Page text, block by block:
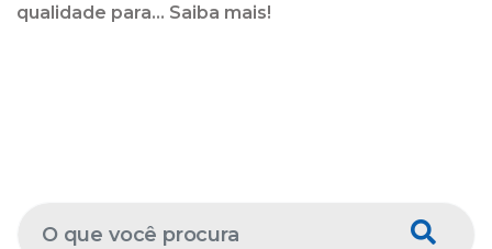
qualidade para... Saiba mais!